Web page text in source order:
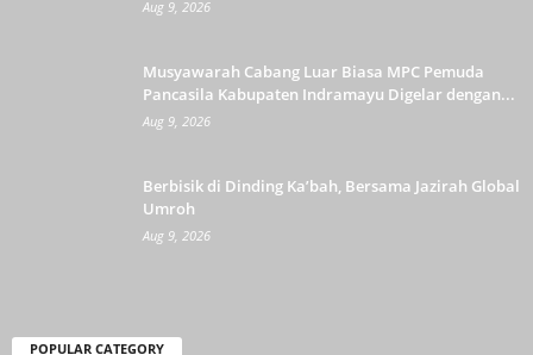
Aug 9, 2026
Musyawarah Cabang Luar Biasa MPC Pemuda
Pancasila Kabupaten Indramayu Digelar dengan...
Aug 9, 2026
Berbisik di Dinding Ka’bah, Bersama Jazirah Global
Umroh
Aug 9, 2026
POPULAR CATEGORY